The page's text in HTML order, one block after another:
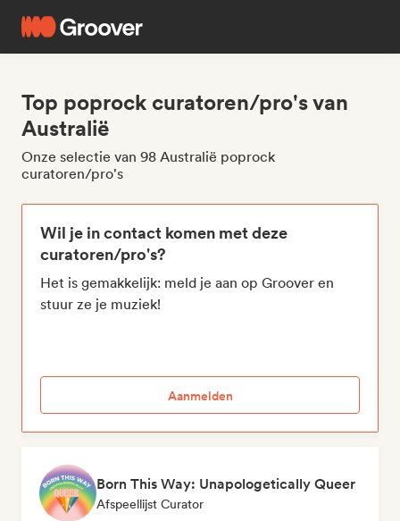
Top poprock curatoren/pro's van
Australië
Onze selectie van 98 Australië poprock
curatoren/pro's
Wil je in contact komen met deze
curatoren/pro's?
Het is gemakkelijk: meld je aan op Groover en
stuur ze je muziek!
Aanmelden
Born This Way: Unapologetically Queer
Afspeellijst Curator